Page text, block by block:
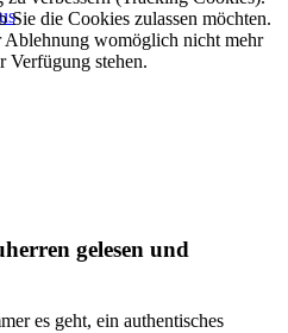
gelesen und
es geht, ein authentisches
Sie die Cookies zulassen möchten.
Ablehnung womöglich nicht mehr
Verfügung stehen.